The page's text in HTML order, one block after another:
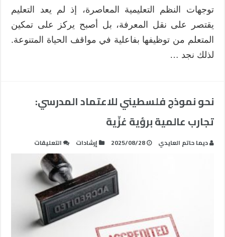
توجهات النظم التعليمية المعاصرة، إذ لم يعد التعليم
يقتصر على نقل المعرفة، بل أصبح يركز على تمكين
المتعلم من توظيفها بفاعلية في مواقف الحياة المتنوعة.
لذلك نجد …
نحو نموذج فلسطيني للاعتماد المدرسي:
تجارب عالمية برؤية غزّية
ديما حاتم العايدي 2025/08/28 إرشادات التعليقات
فلسطيني
للاعتماد
عالمية
برؤية